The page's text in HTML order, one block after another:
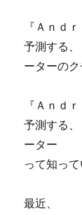
『Ａｎｄ
予測する
ーターの
『Ａｎｄ
予測する
ーター
って知っ
最近、